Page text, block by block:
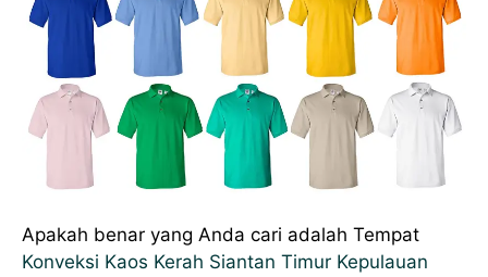
Apakah benar yang Anda cari adalah Tempat
Konveksi Kaos Kerah Siantan Timur Kepulauan